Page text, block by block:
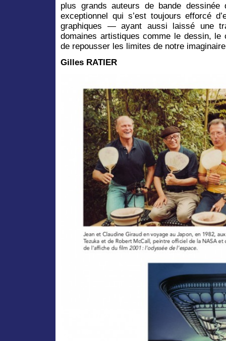
plus grands auteurs de bande dessinée
exceptionnel qui s’est toujours efforcé
graphiques — ayant aussi laissé une
domaines artistiques comme le dessin,
de repousser les limites de notre
Gilles RATIER